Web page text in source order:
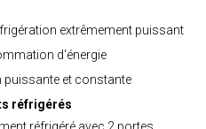
extrêmement puissant
d'énergie
puissante et constante
réfrigérés